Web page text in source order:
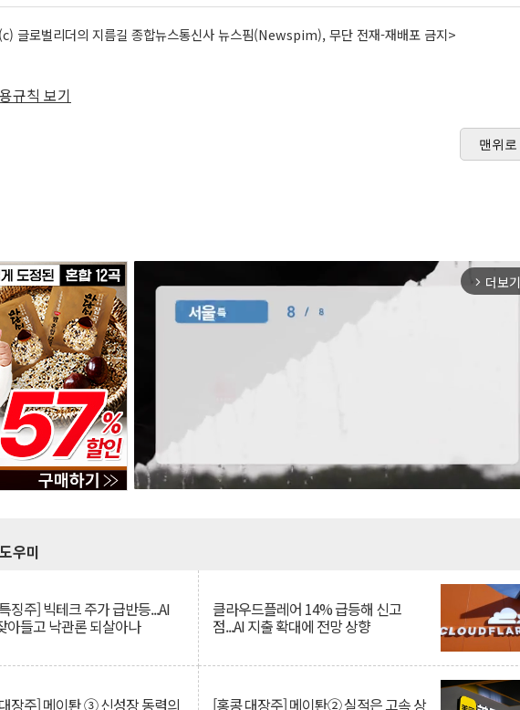
글로벌리더의 지름길 종합뉴스통신사 뉴스핌(Newspim), 무단 전재-재배포 금지>
규칙 보기
맨위로
arrow_forward_ios 더보기
우미
징주] 빅테크 주가 급반등...AI
아들고 낙관론 되살아나
클라우드플레어 14% 급등해 신고
점...AI 지출 확대에 전망 상향
장주] 메이퇀 ③ 신성장 동력의 [홍콩 대장주] 메이퇀② 실적은 고속 상